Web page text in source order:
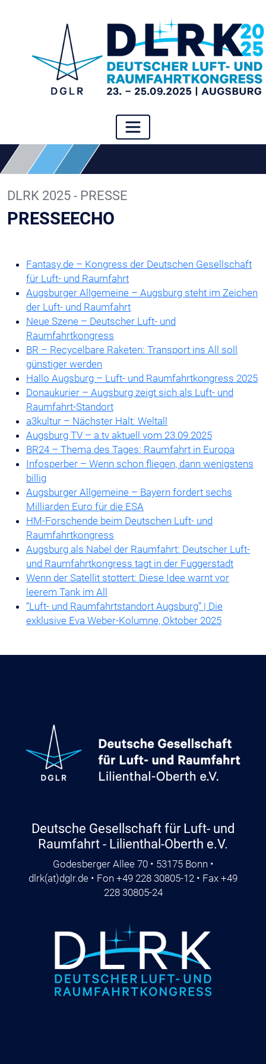
DLRK 2025 - PRESSE
PRESSEECHO
Fantasy.de – Kongress der Deutschen Gesellschaft
für Luft- und Raumfahrt
Augsburger Allgemeine – Augsburg steht im Zeichen
der Luft- und Raumfahrt
Neue Szene – Deutscher Luft- und
Raumfahrtkongress
BR – Recycelbare Raketen: Transport ins All soll
günstiger werden
Hallo Augsburg – Luft- und Raumfahrtkongress 2025
Donaukurier – Augsburg zeigt sich als Luft- und
Raumfahrt-Standort
a3kultur – Nächster Halt: Weltall
Augsburg TV – a.tv aktuell vom 23.09.2025
BR24 – Thema des Tages: Raumfahrt in Europa
Infosperber – Wenn schon fliegen, dann wenigstens
billig
Augsburger Allgemeine – Bayern fordert sechs
Milliarden Euro für die ESA
HM-Forschende beim Deutschen Luft- und
Raumfahrtkongress
Augsburg als Nabel der Raumfahrt: Deutscher Luft-
und Raumfahrtkongress tagt in der Fuggerstadt
Wenn der Satellit stottert: Diese Idee warnt vor
leerem Tank im All
“Luft- und Raumfahrtstandort Augsburg” | Die
exklusive Eva Weber-Kolumne, Oktober 2025
Deutsche Gesellschaft für Luft- und
Raumfahrt - Lilienthal-Oberth e.V.
Godesberger Allee 70 • 53175 Bonn •
dlrk(at)dglr.de • Fon +49 228 30805-12 • Fax +49
228 30805-24